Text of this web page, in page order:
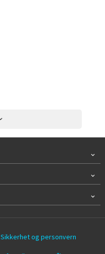
Sikkerhet og personvern